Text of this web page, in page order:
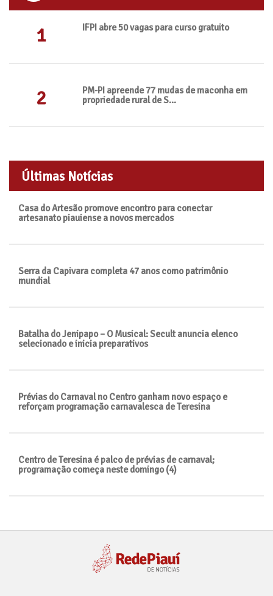
1 IFPI abre 50 vagas para curso gratuito
2
PM-PI apreende 77 mudas de maconha em
propriedade rural de S...
Últimas Notícias
Casa do Artesão promove encontro para conectar
artesanato piauiense a novos mercados
Serra da Capivara completa 47 anos como patrimônio
mundial
Batalha do Jenipapo – O Musical: Secult anuncia elenco
selecionado e inicia preparativos
Prévias do Carnaval no Centro ganham novo espaço e
reforçam programação carnavalesca de Teresina
Centro de Teresina é palco de prévias de carnaval;
programação começa neste domingo (4)